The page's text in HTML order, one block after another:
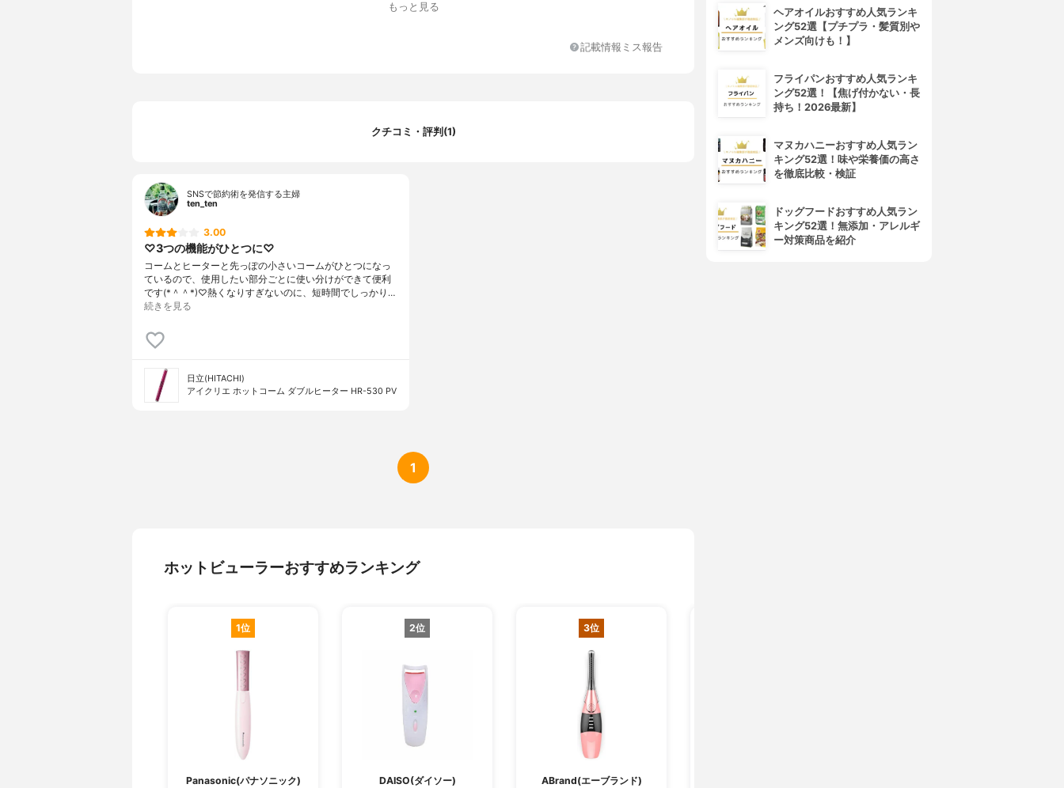
もっと見る
記載情報ミス報告
クチコミ・評判(1)
SNSで節約術を発信する主婦
ten_ten
3.00
♡3つの機能がひとつに♡
コームとヒーターと先っぽの小さいコームがひとつになっ
ているので、使用したい部分ごとに使い分けができて便利
です(*＾＾*)♡熱くなりすぎないのに、短時間でしっかり…
続きを見る
日立(HITACHI)
アイクリエ ホットコーム ダブルヒーター HR-530 PV
1
ホットビューラーおすすめランキング
1位
Panasonic(パナソニック)
2位
DAISO(ダイソー)
3位
ABrand(エーブランド)
ヘアオイルおすすめ人気ランキ
ング52選【プチプラ・髪質別や
メンズ向けも！】
フライパンおすすめ人気ランキ
ング52選！【焦げ付かない・長
持ち！2026最新】
マヌカハニーおすすめ人気ラン
キング52選！味や栄養価の高さ
を徹底比較・検証
ドッグフードおすすめ人気ラン
キング52選！無添加・アレルギ
ー対策商品を紹介